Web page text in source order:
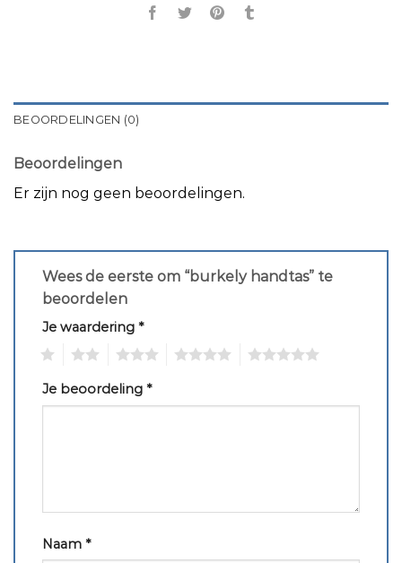
BEOORDELINGEN (0)
Beoordelingen
Er zijn nog geen beoordelingen.
Wees de eerste om “burkely handtas” te
beoordelen
Je waardering *
Je beoordeling *
Naam *